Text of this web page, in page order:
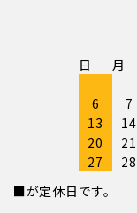
日
月
6
7
13
14
20
21
27
28
■が定休日です。